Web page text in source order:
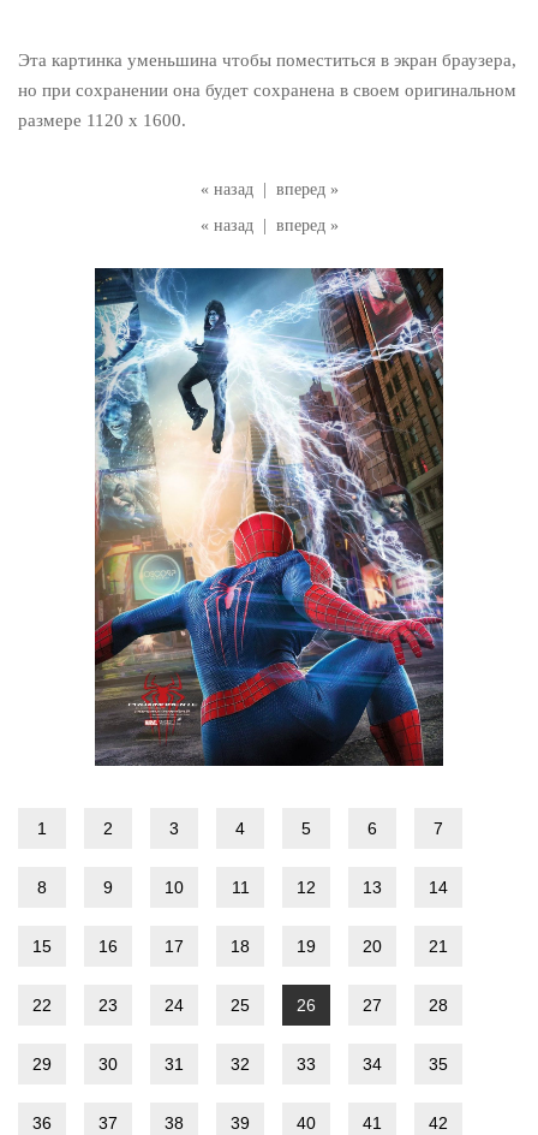
« назад
вперед »
« назад
вперед »
Эта картинка уменьшина чтобы поместиться в экран браузера,
но при сохранении она будет сохранена в своем оригинальном
размере 1120 x 1600.
1 2 3 4 5 6 7
8 9 10 11 12 13 14
15 16 17 18 19 20 21
22 23 24 25 26 27 28
29 30 31 32 33 34 35
36 37 38 39 40 41 42